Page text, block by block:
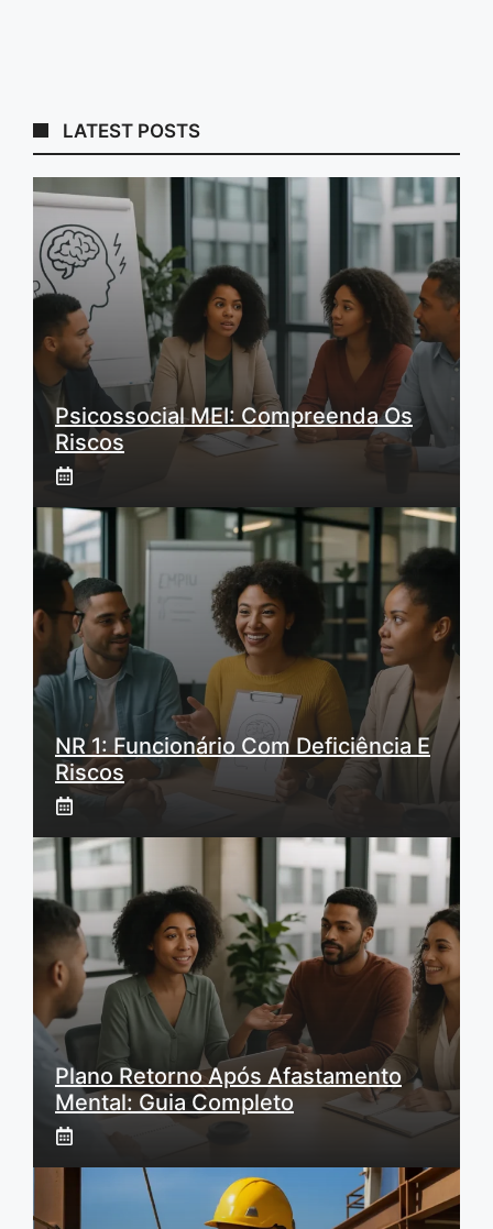
LATEST POSTS
Psicossocial MEI: Compreenda Os
Riscos
NR 1: Funcionário Com Deficiência E
Riscos
Plano Retorno Após Afastamento
Mental: Guia Completo